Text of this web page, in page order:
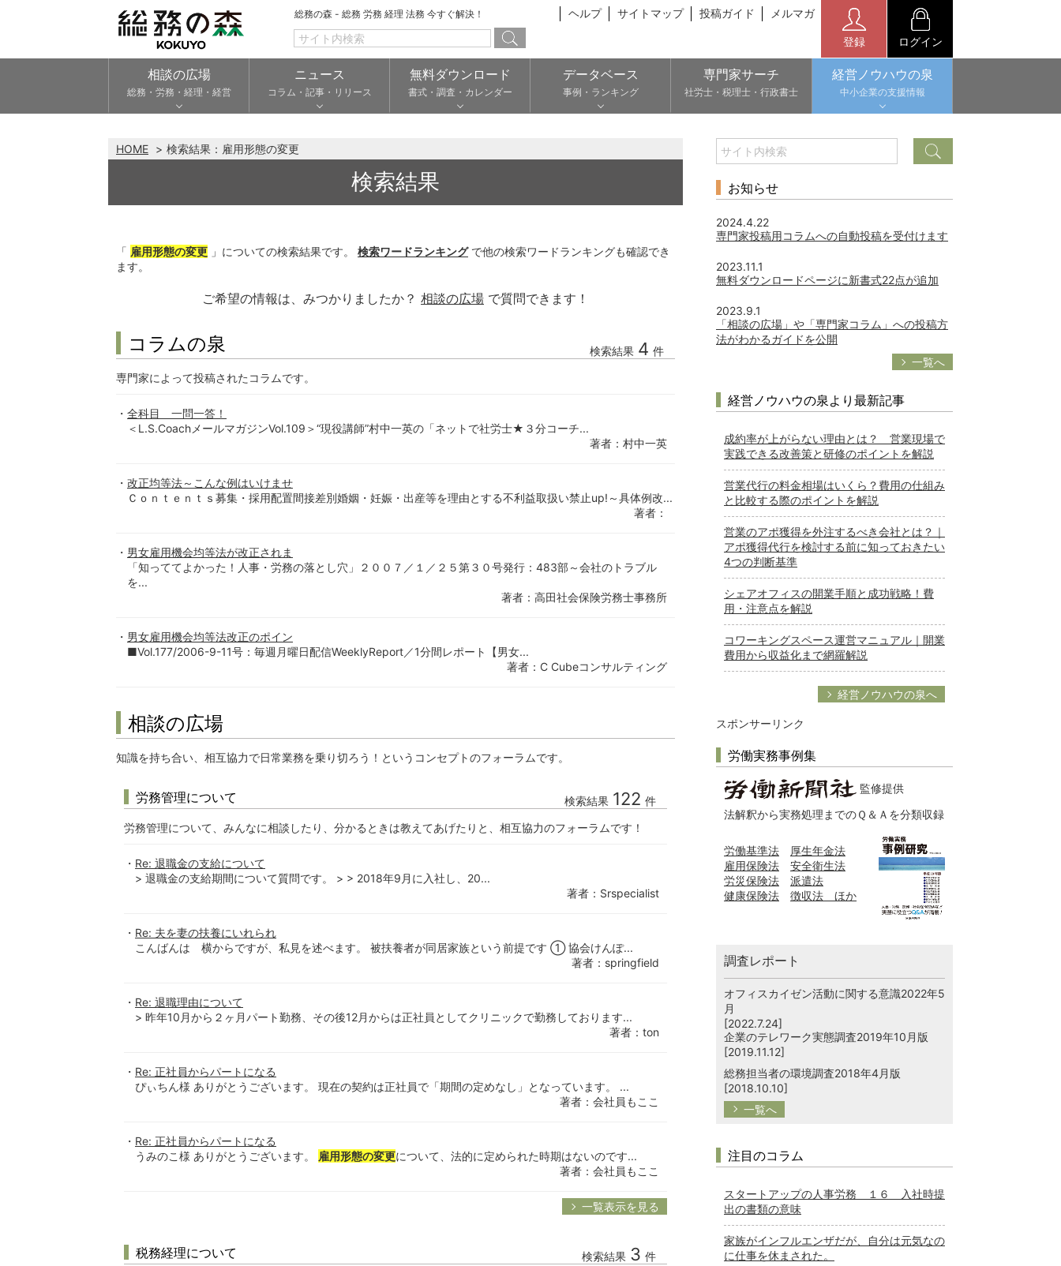
総務の森 - 総務 労務 経理 法務 今すぐ解決！ ヘルプ サイトマップ 投稿ガイド メルマガ
登録 ログイン
相談の広場
総務・労務・経理・経営
ニュース
コラム・記事・リリース
無料ダウンロード
書式・調査・カレンダー
データベース
事例・ランキング
専門家サーチ
社労士・税理士・行政書士
経営ノウハウの泉
中小企業の支援情報
HOME 検索結果： 雇用形態の変更
検索結果
「 雇用形態の変更 」についての検索結果です。 検索ワードランキングで他の検索ワードランキングも確認でき
ます。
ご希望の情報は、みつかりましたか？ 相談の広場 で質問できます！
コラムの泉 検索結果 4 件
専門家によって投稿されたコラムです。
全科目 一問一答！
＜L.S.CoachメールマガジンVol.109＞“現役講師”村中一英の「ネットで社労士★３分コーチ...
著者：村中一英
改正均等法～こんな例はいけませ
Ｃｏｎｔｅｎｔｓ募集・採用配置間接差別婚姻・妊娠・出産等を理由とする不利益取扱い禁止up!～具体例改...
著者：
男女雇用機会均等法が改正されま
「知っててよかった！人事・労務の落とし穴」２００７／１／２５第３０号発行：483部～会社のトラブル
を...
著者：高田社会保険労務士事務所
男女雇用機会均等法改正のポイン
■Vol.177/2006-9-11号：毎週月曜日配信WeeklyReport／1分間レポート【男女...
著者：C Cubeコンサルティング
相談の広場
知識を持ち合い、相互協力で日常業務を乗り切ろう！というコンセプトのフォーラムです。
労務管理について 検索結果 122 件
労務管理について、みんなに相談したり、分かるときは教えてあげたりと、相互協力のフォーラムです！
Re: 退職金の支給について
> 退職金の支給期間について質問です。 > > 2018年9月に入社し、20...
著者：Srspecialist
Re: 夫を妻の扶養にいれられ
こんばんは 横からですが、私見を述べます。 被扶養者が同居家族という前提です ① 協会けんぽ...
著者：springfield
Re: 退職理由について
> 昨年10月から２ヶ月パート勤務、その後12月からは正社員としてクリニックで勤務しております...
著者：ton
Re: 正社員からパートになる
ぴぃちん様 ありがとうございます。 現在の契約は正社員で「期間の定めなし」となっています。 ...
著者：会社員もここ
Re: 正社員からパートになる
うみのこ様 ありがとうございます。
雇用形態の変更について、法的に定められた時期はないのです...
著者：会社員もここ
一覧表示を見る
税務経理について 検索結果 3 件
お知らせ
2024.4.22
専門家投稿用コラムへの自動投稿を受付けます
2023.11.1
無料ダウンロードページに新書式22点が追加
2023.9.1
「相談の広場」や「専門家コラム」への投稿方
法がわかるガイドを公開
一覧へ
経営ノウハウの泉より最新記事
成約率が上がらない理由とは？ 営業現場で
実践できる改善策と研修のポイントを解説
営業代行の料金相場はいくら？費用の仕組み
と比較する際のポイントを解説
営業のアポ獲得を外注するべき会社とは？｜
アポ獲得代行を検討する前に知っておきたい
4つの判断基準
シェアオフィスの開業手順と成功戦略！費
用・注意点を解説
コワーキングスペース運営マニュアル｜開業
費用から収益化まで網羅解説
経営ノウハウの泉へ
スポンサーリンク
労働実務事例集
監修提供
法解釈から実務処理までのＱ＆Ａを分類収録
労働基準法
厚生年金法
雇用保険法
安全衛生法
労災保険法
派遣法
健康保険法
徴収法 ほか
調査レポート
オフィスカイゼン活動に関する意識2022年5
月
[2022.7.24]
企業のテレワーク実態調査2019年10月版
[2019.11.12]
総務担当者の環境調査2018年4月版
[2018.10.10]
一覧へ
注目のコラム
スタートアップの人事労務 １６ 入社時提
出の書類の意味
家族がインフルエンザだが、自分は元気なの
に仕事を休まされた。